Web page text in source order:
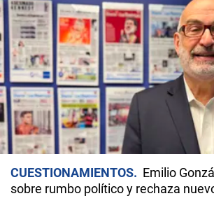
CUESTIONAMIENTOS
Emilio
sobre rumbo político y rechaza